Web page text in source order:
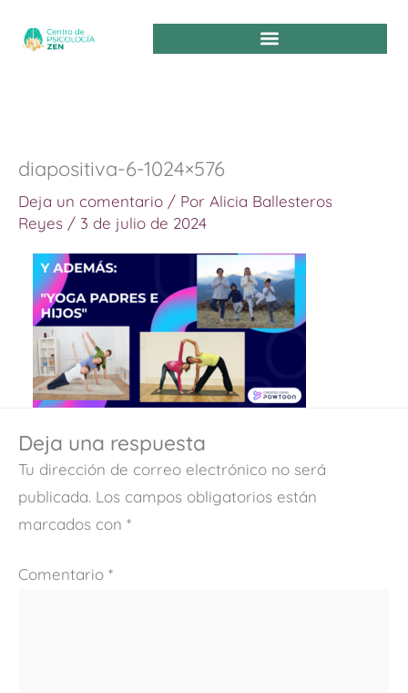
diapositiva-6-1024×576
Deja un comentario / Por Alicia Ballesteros
Reyes / 3 de julio de 2024
Deja una respuesta
Tu dirección de correo electrónico no será
publicada. Los campos obligatorios están
marcados con *
Comentario *